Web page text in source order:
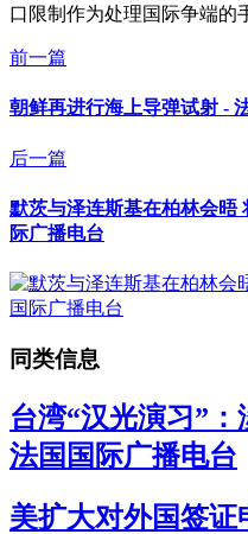
口限制作为处理国际争端的
前一篇
朝鲜再进行海上导弹试射 -
后一篇
默茨与泽连斯基在柏林会晤
际广播电台
同类信息
台湾“汉光演习”
法国国际广播电台
美扩大对外国签